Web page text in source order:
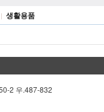
| 생활용품
2 우.487-832